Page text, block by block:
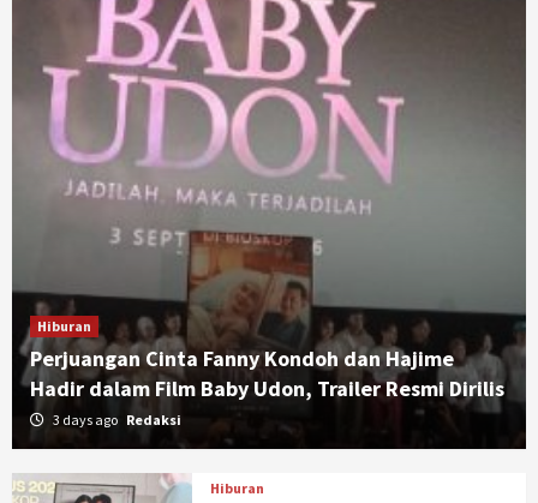
Hiburan
Perjuangan Cinta Fanny Kondoh dan Hajime
Hadir dalam Film Baby Udon, Trailer Resmi Dirilis
3 days ago Redaksi
Hiburan